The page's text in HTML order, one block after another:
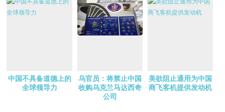
中国不具备道德上的
全球领导力
乌官员：将禁止中国
收购乌克兰马达西奇
公司
美欲阻止通用为中国
商飞客机提供发动机